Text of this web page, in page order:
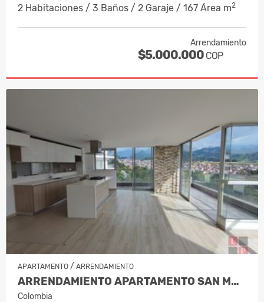
2 Habitaciones / 3 Baños / 2 Garaje / 167 Área m2
Arrendamiento
$5.000.000 COP
APARTAMENTO / ARRENDAMIENTO
ARRENDAMIENTO APARTAMENTO SAN MARC…
Colombia